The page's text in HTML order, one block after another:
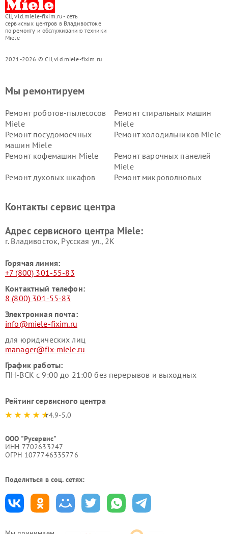
СЦ vld.miele-fixim.ru - сеть
сервисных центров в Владивостоке
по ремонту и обслуживанию техники
Miele
2021-2026 © СЦ vld.miele-fixim.ru
Мы ремонтируем
Ремонт роботов-пылесосов
Miele
Ремонт стиральных машин
Miele
Ремонт посудомоечных
машин Miele
Ремонт холодильников Miele
Ремонт кофемашин Miele
Ремонт варочных панелей
Miele
Ремонт духовых шкафов
Ремонт микроволновых
Miele
Miele
пылесосов Miele
Контакты сервис центра
Адрес сервисного центра Miele:
г. Владивосток, Русская ул., 2К
Горячая линия:
+7 (800) 301-55-83
Контактный телефон:
8 (800) 301-55-83
Электронная почта:
info@miele-fixim.ru
для юридических лиц
manager@fix-miele.ru
График работы:
ПН-ВСК с 9:00 до 21:00 без перерывов и выходных
Рейтинг сервисного центра
4.9-5.0
ООО "Русервис"
ИНН 7702633247
ОГРН 1077746335776
Поделиться в соц. сетях: